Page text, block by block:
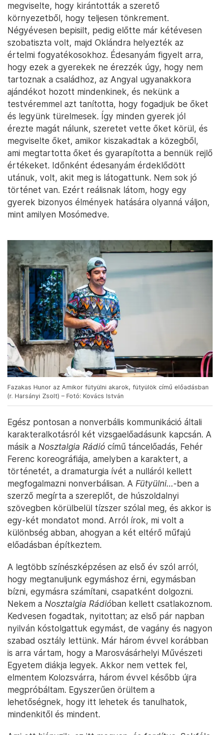
megviselte, hogy kirántották a szerető
környezetből, hogy teljesen tönkrement.
Négyévesen bepisilt, pedig előtte már kétévesen
szobatiszta volt, majd Oklándra helyezték az
értelmi fogyatékosokhoz. Édesanyám figyelt arra,
hogy ezek a gyerekek ne érezzék úgy, hogy nem
tartoznak a családhoz, az Angyal ugyanakkora
ajándékot hozott mindenkinek, és nekünk a
testvéremmel azt tanította, hogy fogadjuk be őket
és legyünk türelmesek. Így minden gyerek jól
érezte magát nálunk, szeretet vette őket körül, és
megviselte őket, amikor kiszakadtak a közegből,
ami megtartotta őket és gyarapította a bennük rejlő
értékeket. Időnként édesanyám érdeklődött
utánuk, volt, akit meg is látogattunk. Nem sok jó
történet van. Ezért reálisnak látom, hogy egy
gyerek bizonyos élmények hatására olyanná váljon,
mint amilyen Mosómedve.
Fazakas Hunor az Amikor fütyülni akarok, fütyülök című előadásban
(r. Harsányi Zsolt) – Fotó: Kovács István
Egész pontosan a nonverbális kommunikáció általi
karakteralkotásról két vizsgaelőadásunk kapcsán. A
másik a Nosztalgia Rádió című táncelőadás, Fehér
Ferenc koreográfiája, amelyben a karaktert, a
történetét, a dramaturgia ívét a nulláról kellett
megfogalmazni nonverbálisan. A Fütyülni…-ben a
szerző megírta a szereplőt, de húszoldalnyi
szövegben körülbelül tízszer szólal meg, és akkor is
egy-két mondatot mond. Arról írok, mi volt a
különbség abban, ahogyan a két eltérő műfajú
előadásban építkeztem.
A legtöbb színészképzésen az első év szól arról,
hogy megtanuljunk egymáshoz érni, egymásban
bízni, egymásra számítani, csapatként dolgozni.
Nekem a Nosztalgia Rádióban kellett csatlakoznom.
Kedvesen fogadtak, nyitottan; az első pár napban
nyilván kóstolgattuk egymást, de vagány és nagyon
szabad osztály lettünk. Már három évvel korábban
is arra vártam, hogy a Marosvásárhelyi Művészeti
Egyetem diákja legyek. Akkor nem vettek fel,
elmentem Kolozsvárra, három évvel később újra
megpróbáltam. Egyszerűen örültem a
lehetőségnek, hogy itt lehetek és tanulhatok,
mindenkitől és mindent.